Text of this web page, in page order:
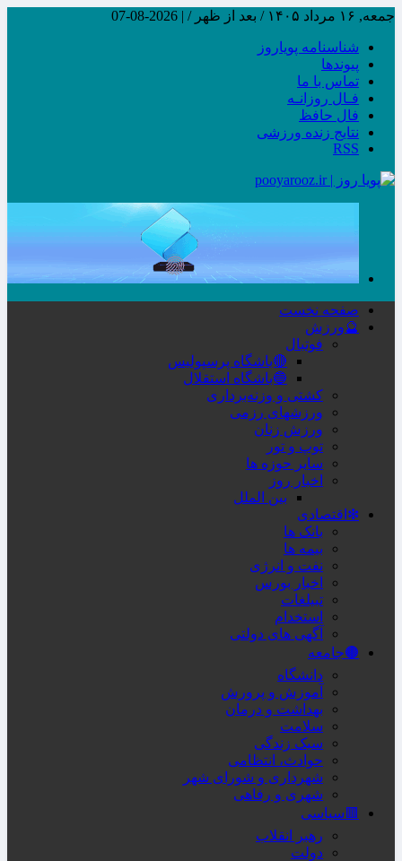
جمعه, ۱۶ مرداد ۱۴۰۵ / بعد از ظهر / |
2026-08-07
شناسنامه پویاروز
پیوندها
تماس با ما
فـال روزانـه
فال حافظ
نتایج زنده ورزشی
RSS
صفحه نخست
🔮ورزش
فوتبال
🔴باشگاه پرسپولیس
🔵باشگاه استقلال
کشتی و وزنه‌برداری
ورزشهای رزمی
ورزش زنان
توپ و تور
سایر حوزه ها
اخبار روز
بین الملل
❇اقتصادی
بانک ها
بیمه ها
نفت و انرژی
اخبار بورس
تبیلغات
استخدام
آگهی های دولتی
🟤جامعه
دانشگاه
آموزش و پرورش
بهداشت و درمان
سلامت
سبک زندگی
حوادث، انتظامی
شهرداری و شورای شهر
شهری و رفاهی
🟥سیاسی
رهبر انقلاب
دولت